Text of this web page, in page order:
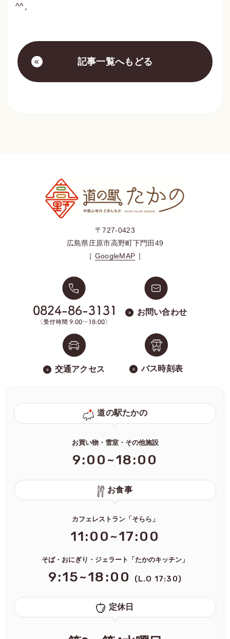
^^。
記事一覧へもどる
〒727-0423
広島県庄原市高野町下門田49
［ GoogleMAP ］
お問い合わせ
交通アクセス バス時刻表
道の駅たかの
お買い物・雪室・その他施設
9:00~18:00
お食事
カフェレストラン「そらら」
11:00~17:00
そば・おにぎり・ジェラート「たかのキッチン」
9:15~18:00 (L.O 17:30)
定休日